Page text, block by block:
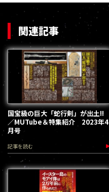
関連記事
国宝級の巨大「蛇行剣」が出土!!
／MUTube＆特集紹介 2023年4
月号
記事を読む